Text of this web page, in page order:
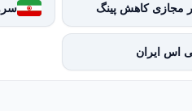
مجازی کاهش پینگ
اس ایران